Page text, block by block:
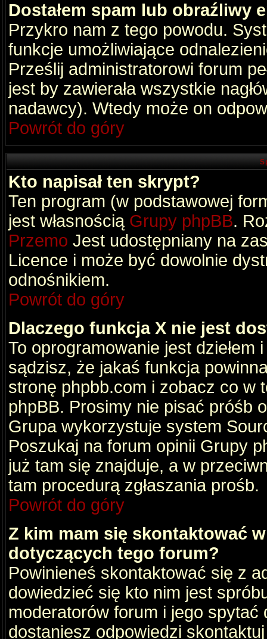
Dostałem spam lub obraźliwy
Przykro nam z tego powodu.
funkcje umożliwiające
Prześlij administratorowi forum
jest by zawierała wszystkie
nadawcy). Wtedy może on
Powrót do góry
Kto napisał ten skrypt?
Ten program (w podstawowej
jest własnością Grupy phpBB.
Przemo Jest udostępniany na
Licence i może być dowolnie
odnośnikiem.
Powrót do góry
Dlaczego funkcja X nie jest
To oprogramowanie jest dziełem
sądzisz, że jakaś funkcja
stronę phpbb.com i zobacz co w
phpBB. Prosimy nie pisać próśb
Grupa wykorzystuje system
Poszukaj na forum opinii Grupy
już tam się znajduje, a w
tam procedurą zgłaszania prośb.
Powrót do góry
Z kim mam się skontaktować
dotyczących tego forum?
Powinieneś skontaktować się z
dowiedzieć się kto nim jest
moderatorów forum i jego
dostaniesz odpowiedzi